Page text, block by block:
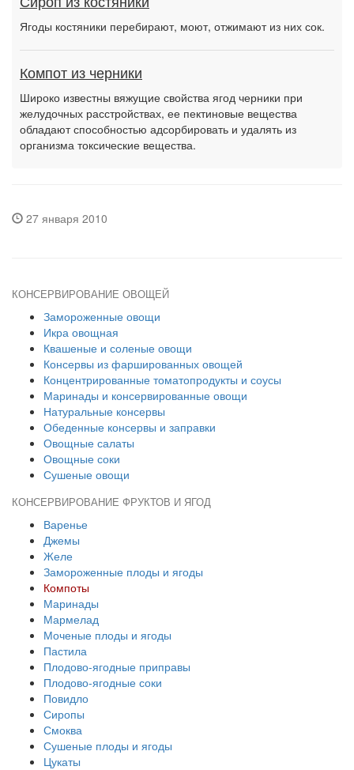
Ягоды костяники перебирают, моют, отжимают из них сок.
Компот из черники
Широко известны вяжущие свойства ягод черники при
желудочных расстройствах, ее пектиновые вещества
обладают способностью адсорбировать и удалять из
организма токсические вещества.
27 января 2010
КОНСЕРВИРОВАНИЕ ОВОЩЕЙ
Замороженные овощи
Икра овощная
Квашеные и соленые овощи
Консервы из фаршированных овощей
Концентрированные томатопродукты и соусы
Маринады и консервированные овощи
Натуральные консервы
Обеденные консервы и заправки
Овощные салаты
Овощные соки
Сушеные овощи
КОНСЕРВИРОВАНИЕ ФРУКТОВ И ЯГОД
Варенье
Джемы
Желе
Замороженные плоды и ягоды
Компоты
Маринады
Мармелад
Моченые плоды и ягоды
Пастила
Плодово-ягодные приправы
Плодово-ягодные соки
Повидло
Сиропы
Смоква
Сушеные плоды и ягоды
Цукаты